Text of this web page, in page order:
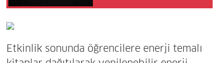
Etkinlik sonunda öğrencilere enerji temalı